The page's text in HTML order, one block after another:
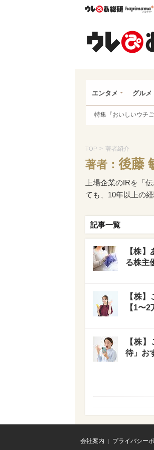
ウレぴ
エンタメ グルメ
特集『おいしいウチご
TOP > 著者紹介
著者： 後藤
上場企業のIRを「
ても、10年以上の経
記事一覧
【株
る株主
【株
【1〜2
【株
待」お
会社案内 プライバシー